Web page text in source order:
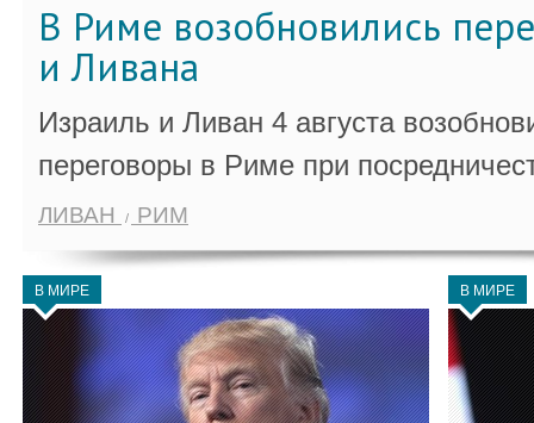
В Риме возобновились
и Ливана
Израиль и Ливан 4 августа
переговоры в Риме при
ЛИВАН РИМ
В МИРЕ В МИРЕ